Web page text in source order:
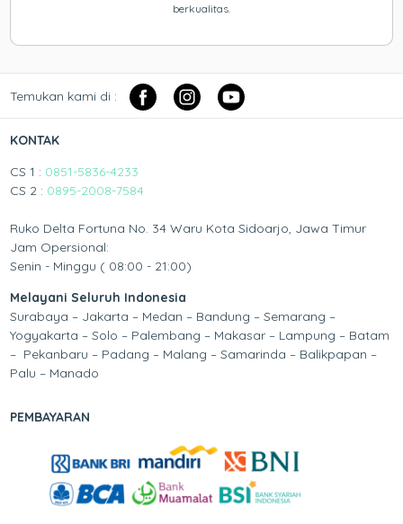
berkualitas.
Temukan kami di :
KONTAK
CS 1 : 0851-5836-4233
CS 2 : 0895-2008-7584
Ruko Delta Fortuna No. 34 Waru Kota Sidoarjo, Jawa Timur
Jam Opersional:
Senin - Minggu ( 08:00 - 21:00)
Melayani Seluruh Indonesia
Surabaya – Jakarta – Medan – Bandung – Semarang –
Yogyakarta – Solo – Palembang – Makasar – Lampung – Batam
– Pekanbaru – Padang – Malang – Samarinda – Balikpapan –
Palu – Manado
PEMBAYARAN